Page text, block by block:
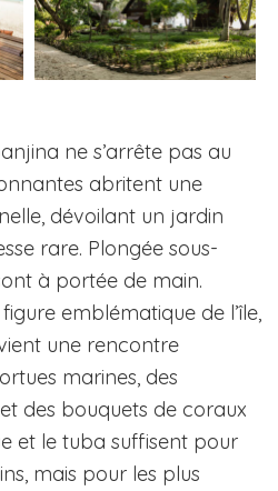
ne s’arrête pas au
abritent une
dévoilant un jardin
rare. Plongée sous-
à portée de main.
emblématique de l’île,
une rencontre
marines, des
des bouquets de coraux
et le tuba suffisent pour
mais pour les plus